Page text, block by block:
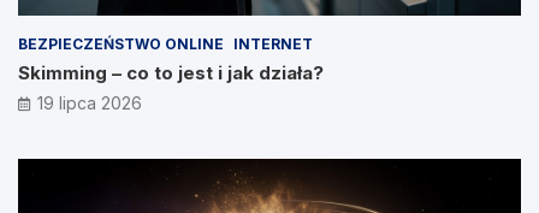
BEZPIECZEŃSTWO ONLINE INTERNET
Skimming – co to jest i jak działa?
19 lipca 2026